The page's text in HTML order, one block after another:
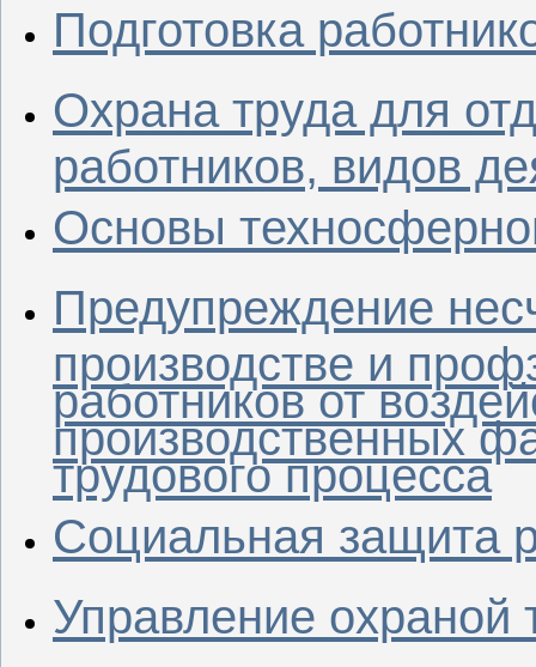
Подготовка
Охрана труда для
работников, видов
Основы
Предупреждение
производстве и
работников от
производственных
трудового процесса
Социальная защита
Управление охраной